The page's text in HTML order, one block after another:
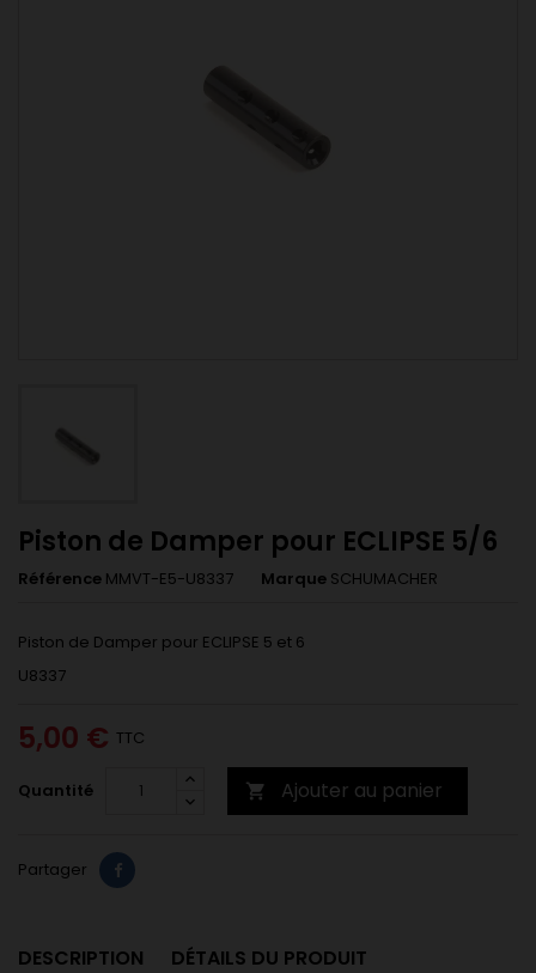
Piston de Damper pour ECLIPSE 5/6
Référence MMVT-E5-U8337 Marque SCHUMACHER
Piston de Damper pour ECLIPSE 5 et 6
U8337
5,00 € TTC
Quantité  Ajouter au panier
Partager
DESCRIPTION DÉTAILS DU PRODUIT